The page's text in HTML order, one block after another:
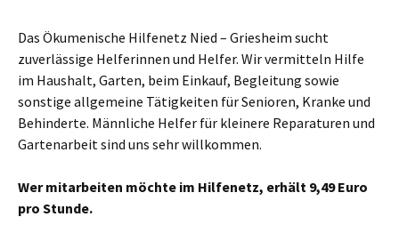
Das Ökumenische Hilfenetz Nied – Griesheim sucht
zuverlässige Helferinnen und Helfer. Wir vermitteln Hilfe
im Haushalt, Garten, beim Einkauf, Begleitung sowie
sonstige allgemeine Tätigkeiten für Senioren, Kranke und
Behinderte. Männliche Helfer für kleinere Reparaturen und
Gartenarbeit sind uns sehr willkommen.
Wer mitarbeiten möchte im Hilfenetz, erhält 9,49 Euro
pro Stunde.